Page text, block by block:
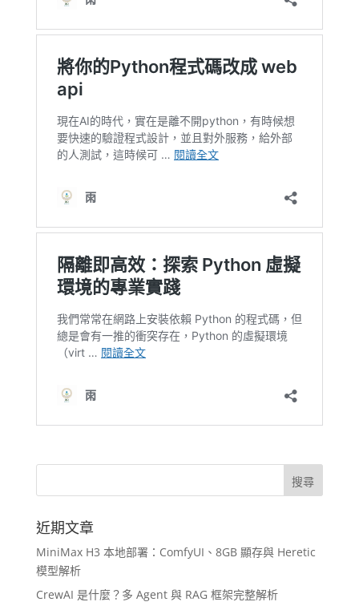
近期文章
MiniMax H3 本地部署：ComfyUI、8GB 顯存與 Heretic
模型解析
CrewAI 是什麼？多 Agent 與 RAG 框架完整解析